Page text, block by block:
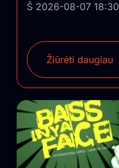
Š 2026-08-07 18:30
Žiūrėti daugiau